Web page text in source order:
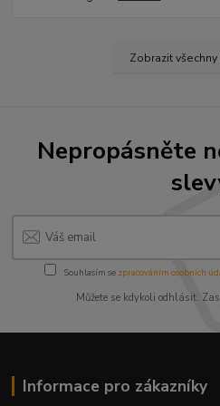
Zobrazit všechny
Nepropásněte
Souhlasím se zpracováním osobních
Můžete se kdykoli odhlásit.
Informace pro zákazníky